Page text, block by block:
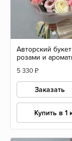
Авторский
розами и
5 330₽
Заказать
Купить в 1